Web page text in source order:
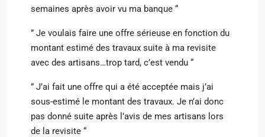
semaines après avoir vu ma banque “
” Je voulais faire une offre sérieuse en fonction du
montant estimé des travaux suite à ma revisite
avec des artisans…trop tard, c’est vendu “
” J’ai fait une offre qui a été acceptée mais j’ai
sous-estimé le montant des travaux. Je n’ai donc
pas donné suite après l’avis de mes artisans lors
de la revisite “